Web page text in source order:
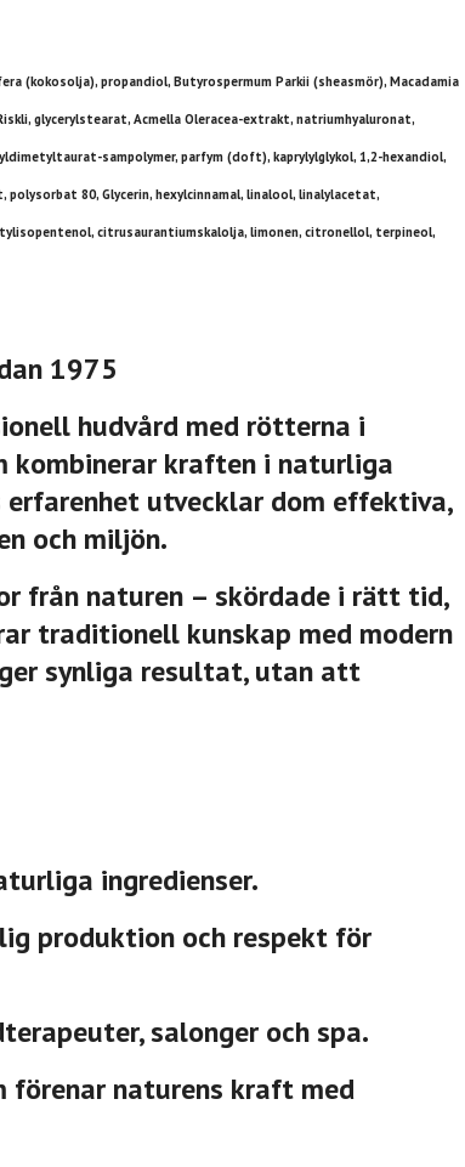
(kokosolja), propandiol, Butyrospermum Parkii (sheasmör), Macadamia
glycerylstearat, Acmella Oleracea-extrakt, natriumhyaluronat,
sampolymer, parfym (doft), kaprylylglykol, 1,2-hexandiol,
80, Glycerin, hexylcinnamal, linalool, linalylacetat,
citrusaurantiumskalolja, limonen, citronellol, terpineol,
1975
hudvård med rötterna i
kombinerar kraften i naturliga
utvecklar dom effektiva,
och miljön.
från naturen – skördade i rätt tid,
traditionell kunskap med modern
synliga resultat, utan att
ingredienser.
produktion och respekt för
salonger och spa.
förenar naturens kraft med